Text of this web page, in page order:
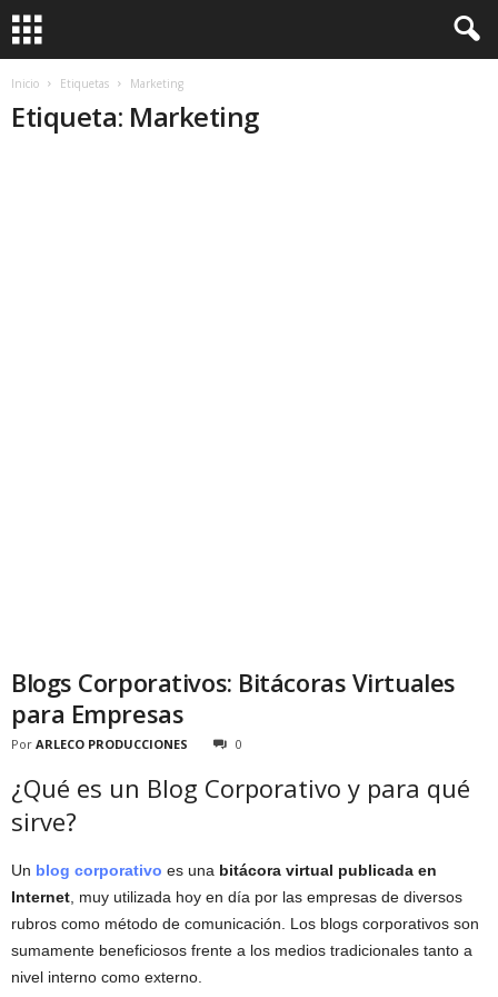
Inicio Etiquetas Marketing
Etiqueta: Marketing
Blogs Corporativos: Bitácoras Virtuales
para Empresas
Por ARLECO PRODUCCIONES 0
¿Qué es un Blog Corporativo y para qué
sirve?
Un blog corporativo es una bitácora virtual publicada en
Internet , muy utilizada hoy en día por las empresas de diversos
rubros como método de comunicación. Los blogs corporativos son
sumamente beneficiosos frente a los medios tradicionales tanto a
nivel interno como externo.